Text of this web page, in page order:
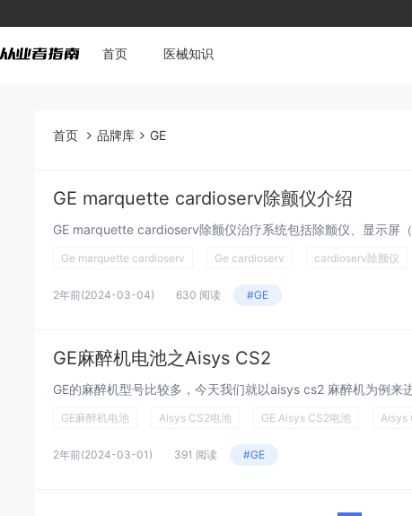
首页 医械知识
首页 品牌库 GE
GE marquette cardioserv除颤仪介绍
Ge marquette cardioserv Ge cardioserv cardioserv除颤仪
2年前(2024-03-04) 630 阅读 #GE
GE麻醉机电池之Aisys CS2
GE麻醉机电池 Aisys CS2电池 GE Aisys CS2电池 Aisys
2年前(2024-03-01) 391 阅读 #GE